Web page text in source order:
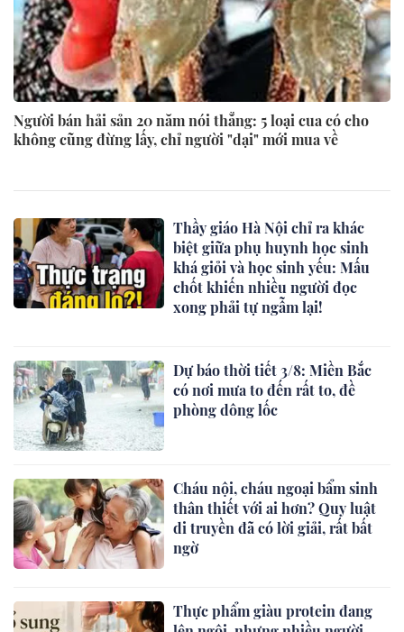
Người bán hải sản 20 năm nói thẳng: 5 loại cua có cho
không cũng đừng lấy, chỉ người "dại" mới mua về
Thầy giáo Hà Nội chỉ ra khác
biệt giữa phụ huynh học sinh
khá giỏi và học sinh yếu: Mấu
chốt khiến nhiều người đọc
xong phải tự ngẫm lại!
Dự báo thời tiết 3/8: Miền Bắc
có nơi mưa to đến rất to, đề
phòng dông lốc
Cháu nội, cháu ngoại bẩm sinh
thân thiết với ai hơn? Quy luật
di truyền đã có lời giải, rất bất
ngờ
Thực phẩm giàu protein đang